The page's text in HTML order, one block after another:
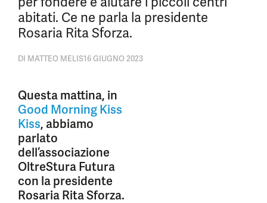
abitati. Ce ne parla la presidente
Rosaria Rita Sforza.
DI MATTEO MELIS16 GIUGNO 2023
Questa mattina, in
Good Morning Kiss
Kiss, abbiamo
parlato
dell’associazione
OltreStura Futura
con la presidente
Rosaria Rita Sforza.